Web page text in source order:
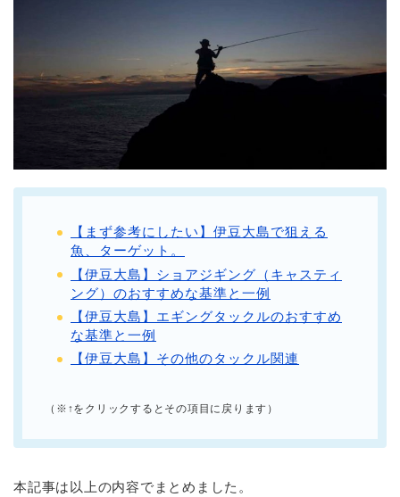
【まず参考にしたい】伊豆大島で狙える
魚、ターゲット。
【伊豆大島】ショアジギング（キャスティ
ング）のおすすめな基準と一例
【伊豆大島】エギングタックルのおすすめ
な基準と一例
【伊豆大島】その他のタックル関連
（※↑をクリックするとその項目に戻ります）
本記事は以上の内容でまとめました。